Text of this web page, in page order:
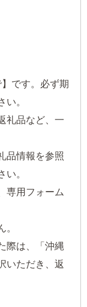
です。必ず期
い。
礼品など、一
品情報を参照
い。
専用フォーム
。
際は、「沖縄
いただき、返